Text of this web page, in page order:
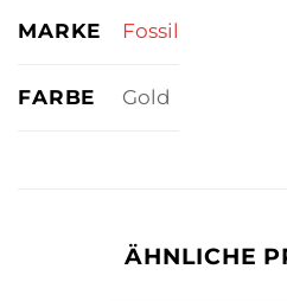
MARKE Fossil
FARBE Gold
ÄHNLICHE